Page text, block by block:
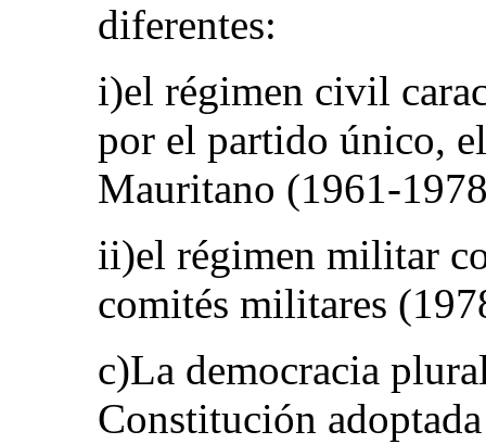
diferentes:
i)el régimen civil
por el partido único,
Mauritano (1961-
ii)el régimen militar
comités militares
c)La democracia
Constitución